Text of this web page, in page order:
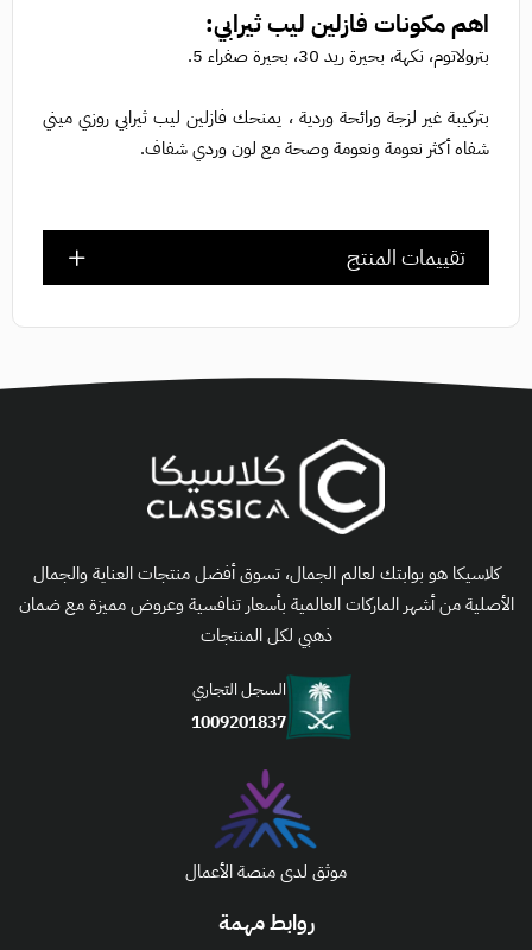
اهم مكونات فازلين ليب ثيرابي:
بترولاتوم، نكهة، بحيرة ريد 30، بحيرة صفراء 5.
بتركيبة غير لزجة ورائحة وردية ، يمنحك فازلين ليب ثيرابي روزي ميني
شفاه أكثر نعومة ونعومة وصحة مع لون وردي شفاف.
تقييمات المنتج
روابط مهمة
كلاسيكا هو بوابتك لعالم الجمال، تسوق أفضل منتجات العناية والجمال
الأصلية من أشهر الماركات العالمية بأسعار تنافسية وعروض مميزة مع ضمان
ذهبي لكل المنتجات
السجل التجاري
1009201837
موثق لدى منصة الأعمال